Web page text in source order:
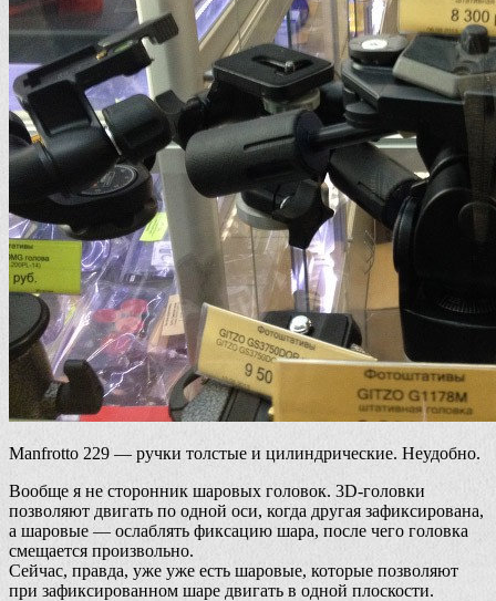
Manfrotto 229 — ручки толстые и цилиндрические. Неудобно.
Вообще я не сторонник шаровых головок. 3D-головки
позволяют двигать по одной оси, когда другая зафиксирована,
а шаровые — ослаблять фиксацию шара, после чего головка
смещается произвольно.
Сейчас, правда, уже уже есть шаровые, которые позволяют
при зафиксированном шаре двигать в одной плоскости.